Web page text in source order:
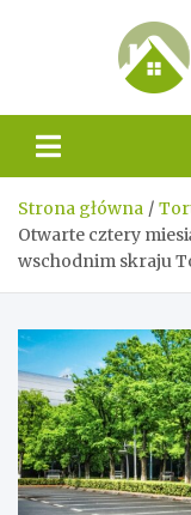
Strona główna
Otwarte cztery
wschodnim skraju